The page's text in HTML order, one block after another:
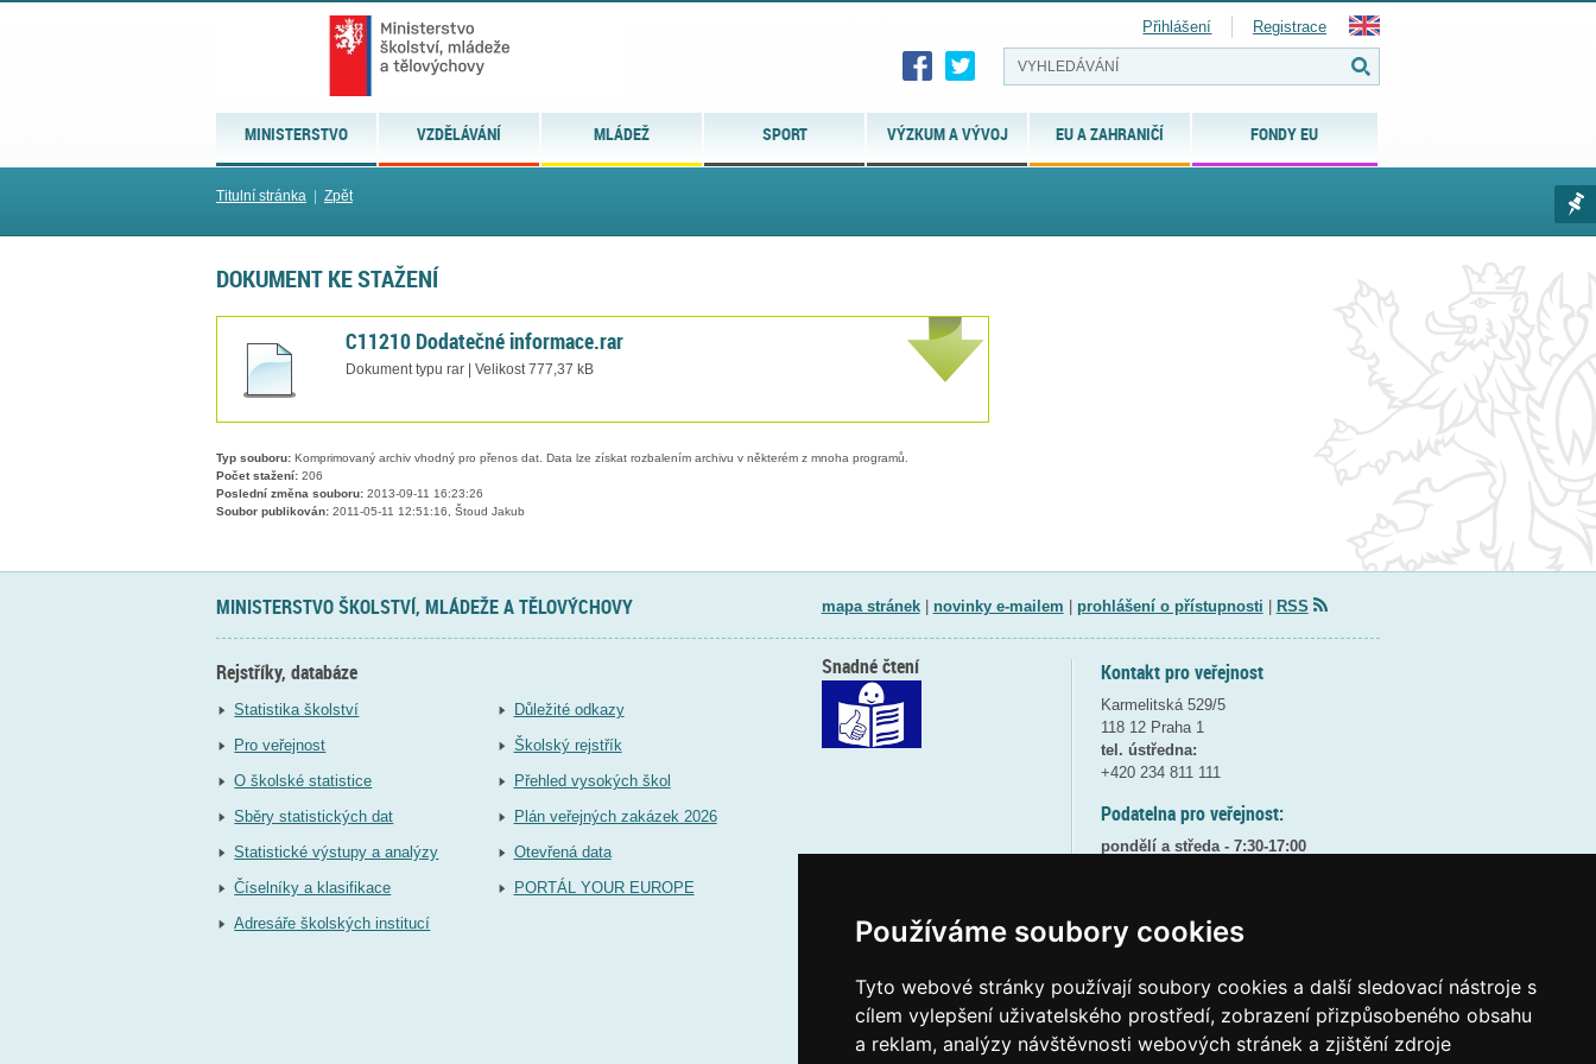
Používáme soubory cookies
Tyto webové stránky používají soubory cookies a další sledovací nástroje s
cílem vylepšení uživatelského prostředí, zobrazení přizpůsobeného obsahu
a reklam, analýzy návštěvnosti webových stránek a zjištění zdroje
MINISTERSTVO VZDĚLÁVÁNÍ MLÁDEŽ SPORT VÝZKUM A VÝVOJ EU A ZAHRANIČÍ FONDY EU
Přihlášení Registrace
Titulní stránka Zpět
DOKUMENT KE STAŽENÍ
C11210 Dodatečné informace.rar
Dokument typu rar | Velikost 777,37 kB
Typ souboru: Komprimovaný archiv vhodný pro přenos dat. Data lze získat rozbalením archivu v některém z mnoha programů.
Počet stažení: 206
Poslední změna souboru: 2013-09-11 16:23:26
Soubor publikován: 2011-05-11 12:51:16, Štoud Jakub
MINISTERSTVO ŠKOLSTVÍ, MLÁDEŽE A TĚLOVÝCHOVY mapa stránek| novinky e-mailem prohlášení o přístupnosti RSS
Rejstříky, databáze
Statistika školství
Pro veřejnost
O školské statistice
Sběry statistických dat
Statistické výstupy a analýzy
Číselníky a klasifikace
Adresáře školských institucí
Důležité odkazy
Školský rejstřík
Přehled vysokých škol
Plán veřejných zakázek 2026
Otevřená data
PORTÁL YOUR EUROPE
Kontakt pro veřejnost
Karmelitská 529/5
118 12 Praha 1
tel. ústředna:
+420 234 811 111
Podatelna pro veřejnost:
pondělí a středa - 7:30-17:00
8:30 - 9:30 - bezpečnostní přestávka
Elektronická podatelna:
posta@msmtgov cz
Snadné čtení